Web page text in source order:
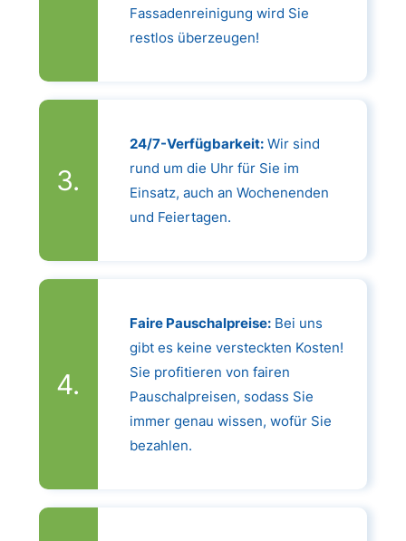
Fassadenreinigung wird Sie
restlos überzeugen!
24/7-Verfügbarkeit:Wir sind
rund um die Uhr für Sie im
Einsatz, auch an Wochenenden
und Feiertagen.
Faire Pauschalpreise:Bei uns
gibt es keine versteckten Kosten!
Sie profitieren von fairen
Pauschalpreisen, sodass Sie
immer genau wissen, wofür Sie
bezahlen.